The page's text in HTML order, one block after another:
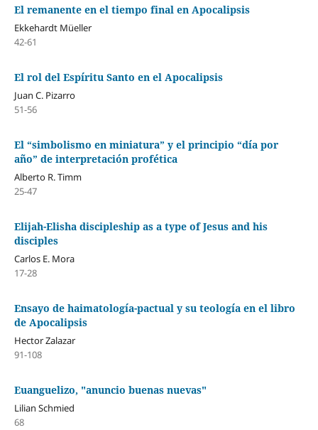
El remanente en el tiempo final en Apocalipsis
Ekkehardt Müeller
42-61
El rol del Espíritu Santo en el Apocalipsis
Juan C. Pizarro
51-56
El “simbolismo en miniatura” y el principio “día por
año” de interpretación profética
Alberto R. Timm
25-47
Elijah-Elisha discipleship as a type of Jesus and his
disciples
Carlos E. Mora
17-28
Ensayo de haimatología-pactual y su teología en el libro
de Apocalipsis
Hector Zalazar
91-108
Euanguelizo, "anuncio buenas nuevas"
Lilian Schmied
68